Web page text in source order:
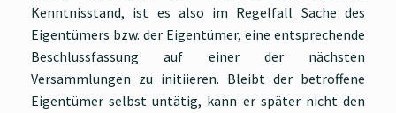
Kenntnisstand, ist es also im Regelfall Sache des
Eigentümers bzw. der Eigentümer, eine entsprechende
Beschlussfassung auf einer der nächsten
Versammlungen zu initiieren. Bleibt der betroffene
Eigentümer selbst untätig, kann er später nicht den